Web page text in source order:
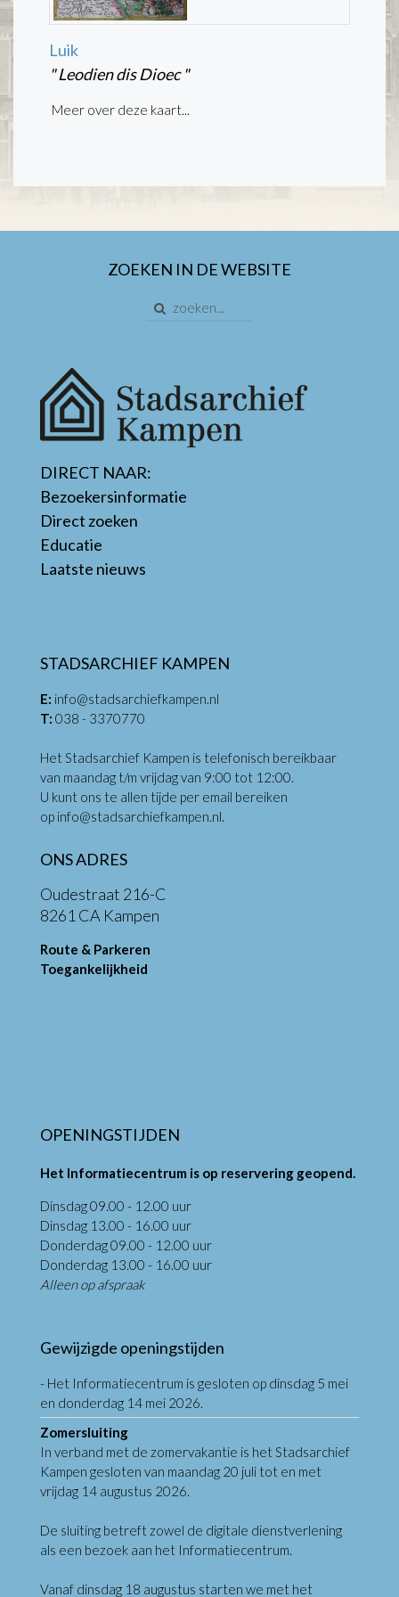
Luik
" Leodien dis Dioec"
Meer over deze kaart...
ZOEKEN IN DE WEBSITE
DIRECT NAAR:
Bezoekersinformatie
Direct zoeken
Educatie
Laatste nieuws
STADSARCHIEF KAMPEN
E: info@stadsarchiefkampen.nl
T: 038 - 3370770
Het Stadsarchief Kampen is telefonisch bereikbaar
van maandag t/m vrijdag van 9:00 tot 12:00.
U kunt ons te allen tijde per email bereiken
op info@stadsarchiefkampen.nl.
ONS ADRES
Oudestraat 216-C
8261 CA Kampen
Route & Parkeren
Toegankelijkheid
OPENINGSTIJDEN
Het Informatiecentrum is op reservering geopend.
Dinsdag 09.00 - 12.00 uur
Dinsdag 13.00 - 16.00 uur
Donderdag 09.00 - 12.00 uur
Donderdag 13.00 - 16.00 uur
Alleen op afspraak
Gewijzigde openingstijden
- Het Informatiecentrum is gesloten op dinsdag 5 mei
en donderdag 14 mei 2026.
Zomersluiting
In verband met de zomervakantie is het Stadsarchief
Kampen gesloten van maandag 20 juli tot en met
vrijdag 14 augustus 2026.
De sluiting betreft zowel de digitale dienstverlening
als een bezoek aan het Informatiecentrum.
Vanaf dinsdag 18 augustus starten we met het